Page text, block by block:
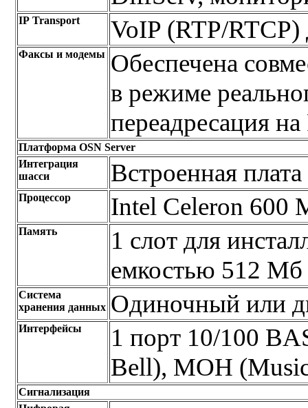
IP Transport VoIP (RTP/
Факсы и модемы Обеспечена
в режиме
переадресация
Платформа OSN Server
Интеграция
шасси
Встроенная плата
Процессор Intel Celeron 600
Память
1 слот для
емкостью 512 Мб
Система
хранения данных Одиночный или
Интерфейсы
1 порт 10/100
Bell), MOH
Сигнализация